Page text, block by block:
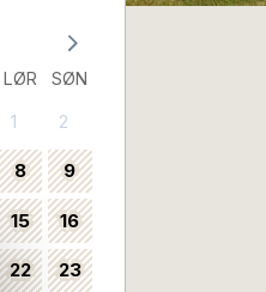
LØR SØN
1 2
8 9
15 16
22 23